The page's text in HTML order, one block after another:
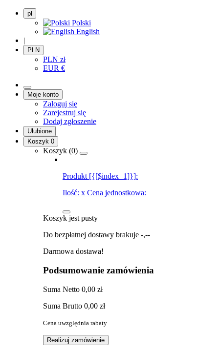
pl
Polski
English
|
PLN
PLN zł
EUR €
Moje konto
Zaloguj się
Zarejestruj się
Dodaj zgłoszenie
Ulubione
Koszyk 0
Koszyk (0)
Produkt [{[$index+1]}]:
Ilość: x Cena jednostkowa:
Koszyk jest pusty
Do bezpłatnej dostawy brakuje -,--
Darmowa dostawa!
Podsumowanie zamówienia
Suma Netto 0,00 zł
Suma Brutto 0,00 zł
Cena uwzględnia rabaty
Realizuj zamówienie